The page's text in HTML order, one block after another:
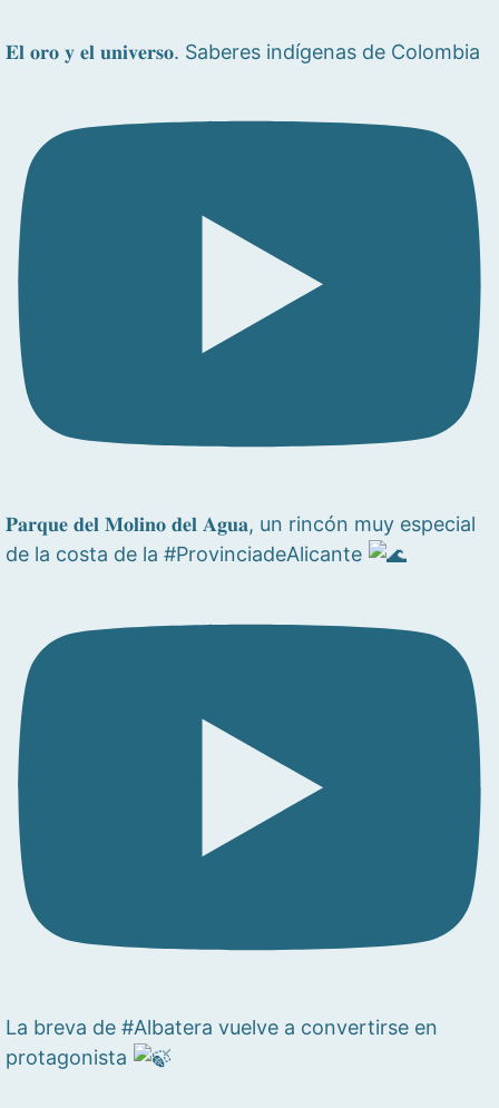
𝐄𝐥 𝐨𝐫𝐨 𝐲 𝐞𝐥 𝐮𝐧𝐢𝐯𝐞𝐫𝐬𝐨. Saberes indígenas de Colombia
𝐏𝐚𝐫𝐪𝐮𝐞 𝐝𝐞𝐥 𝐌𝐨𝐥𝐢𝐧𝐨 𝐝𝐞𝐥 𝐀𝐠𝐮𝐚, un rincón muy especial
de la costa de la #ProvinciadeAlicante
La breva de #Albatera vuelve a convertirse en
protagonista